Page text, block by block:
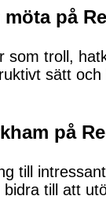
på
som troll,
sätt
på
till
till att